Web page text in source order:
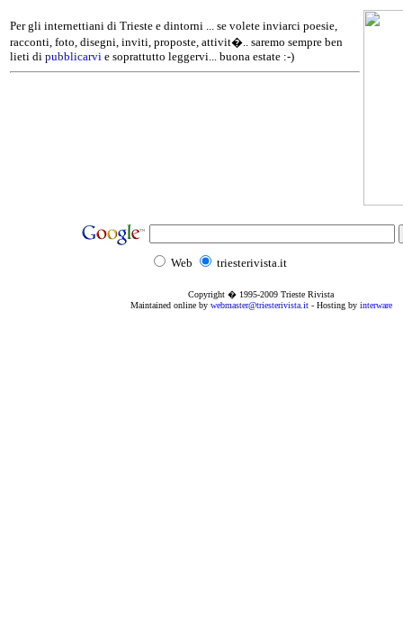
Per gli internettiani di Trieste e dintorni ... se volete inviarci poesie,
racconti, foto, disegni, inviti, proposte, attivit�.. saremo sempre ben
lieti di pubblicarvi e soprattutto leggervi... buona estate :-)
Web triesterivista.it
Copyright � 1995-2009 Trieste Rivista
Maintained online by webmaster@triesterivista.it- Hosting by interware